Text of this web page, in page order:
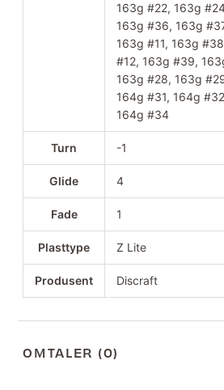
163g #22, 163g
163g #36, 163g
163g #11, 163g
#12, 163g #39,
163g #28, 163g
164g #31, 164g
164g #34
Turn -1
Glide 4
Fade 1
Plasttype Z Lite
Produsent Discraft
OMTALER (0)